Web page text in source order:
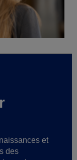
et
des